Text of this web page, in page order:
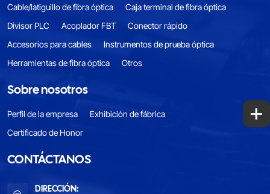
Cable/latiguillo de fibra óptica
Caja terminal de fibra óptica
Divisor PLC
Acoplador FBT
Conector rápido
Accesorios para cables
Instrumentos de prueba óptica
Herramientas de fibra óptica
Otros
Sobre nosotros
Perfil de la empresa
Exhibición de fábrica
Certificado de Honor
CONTÁCTANOS
DIRECCIÓN:
+